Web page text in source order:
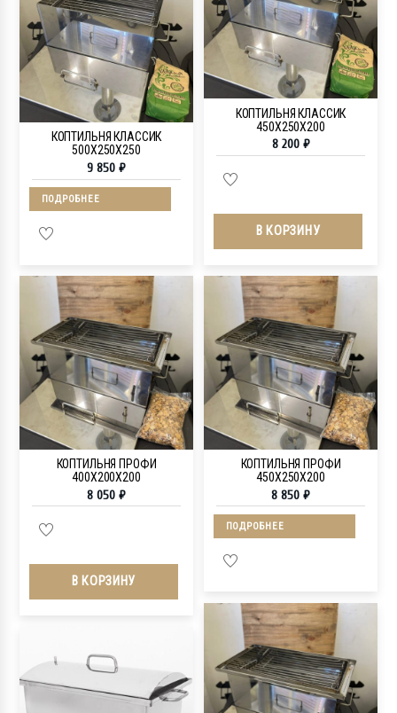
КОПТИЛЬНЯ КЛАССИК
450Х250Х200
8 200 ₽
В КОРЗИНУ
КОПТИЛЬНЯ КЛАССИК
500Х250Х250
9 850 ₽
ПОДРОБНЕЕ
КОПТИЛЬНЯ ПРОФИ
400Х200Х200
8 050 ₽
В КОРЗИНУ
КОПТИЛЬНЯ ПРОФИ
450Х250Х200
8 850 ₽
ПОДРОБНЕЕ